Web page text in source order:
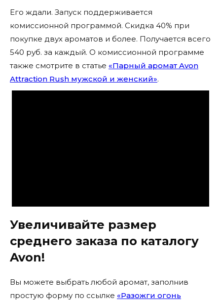
Его ждали. Запуск поддерживается
комиссионной программой. Скидка 40% при
покупке двух ароматов и более. Получается всего
540 руб. за каждый. О комиссионной программе
также смотрите в статье «Парный аромат Avon
Attraction Rush мужской и женский».
Увеличивайте размер
среднего заказа по каталогу
Avon!
Вы можете выбрать любой аромат, заполнив
простую форму по ссылке «Разожги огонь